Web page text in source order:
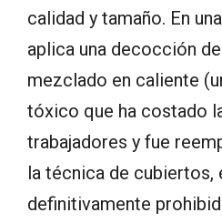
calidad y tamaño. En
aplica una decocción
mezclado en caliente
tóxico que ha costado
trabajadores y fue
la técnica de cubiertos,
definitivamente